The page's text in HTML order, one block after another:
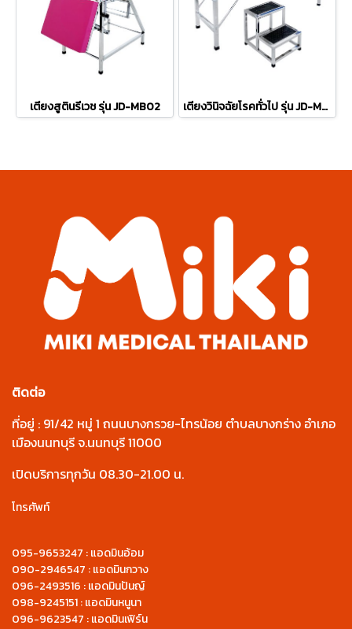
เตียงสูตินรีเวช รุ่น JD-MB02 เตียงวินิจฉัยโรคทั่วไป รุ่น JD-MB05
ติดต่อ
ที่อยู่ : 91/42 หมู่ 1 ถนนบางกรวย-ไทรน้อย ตำบลบางกร่าง อำเภอ
เมืองนนทบุรี จ.นนทบุรี 11000
เปิดบริการทุกวัน 08.30-21.00 น.
โทรศัพท์
095-9653247 : แอดมินอ้อม
090-2946547 : แอดมินกวาง
096-2493516 : แอดมินปันญ์
098-9245151 : แอดมินหนูนา
096-9623547 : แอดมินเฟิร์น